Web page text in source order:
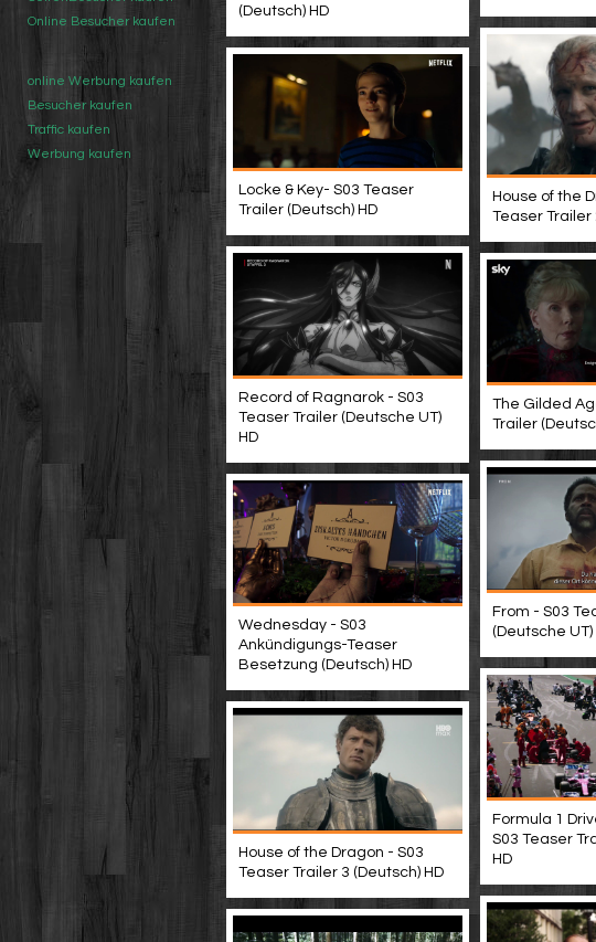
Online Besucher kaufen
online Werbung kaufen
Besucher kaufen
Traffic kaufen
Werbung kaufen
(Deutsch) HD
House of the
Teaser Trailer
Locke & Key- S03 Teaser
Trailer (Deutsch) HD
Record of Ragnarok - S03
Teaser Trailer (Deutsche UT)
HD
The Gilded
Trailer
From - S03
(Deutsche UT)
Wednesday - S03
Ankündigungs-Teaser
Besetzung (Deutsch) HD
Formula 1
S03 Teaser
HD
House of the Dragon - S03
Teaser Trailer 3 (Deutsch) HD